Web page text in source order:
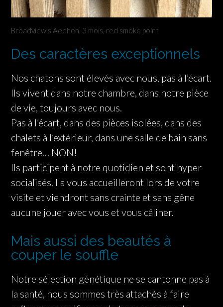
Broadview’s Aedhen, 3 mois, red smoke point
Des caractères exceptionnels
Nos chatons sont élevés avec nous, pas à l’écart.
Ils vivent dans notre chambre, dans notre pièce
de vie, toujours avec nous.
Pas à l’écart, dans des pièces isolées, dans des
chalets à l’extérieur, dans une salle de bain sans
fenêtre… NON!
Ils participent à notre quotidien et sont hyper
socialisés. Ils vous accueilleront lors de votre
visite et viendront sans crainte et sans gêne
aucune jouer avec vous et vous câliner.
Mais aussi des beautés à
couper le souffle
Notre sélection génétique ne se cantonne pas à
la santé, nous sommes très attachés à faire